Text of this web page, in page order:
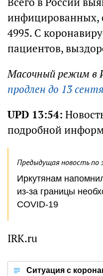
инфицированных,
4995. С
пациентов,
Масочный режим в
продлен до 13
UPD 13:54:
подробной
Предыдущая новость
Иркутянам
из-за границы
COVID-19
IRK.ru
Ситуация с